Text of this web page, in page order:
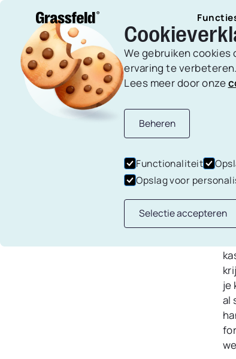
We gebruiken
ervaring te
Lees meer door onze
Beheren
Functionaliteit
Opslag voor
Selectie accepteren
bij
Alle artikelen
je
al